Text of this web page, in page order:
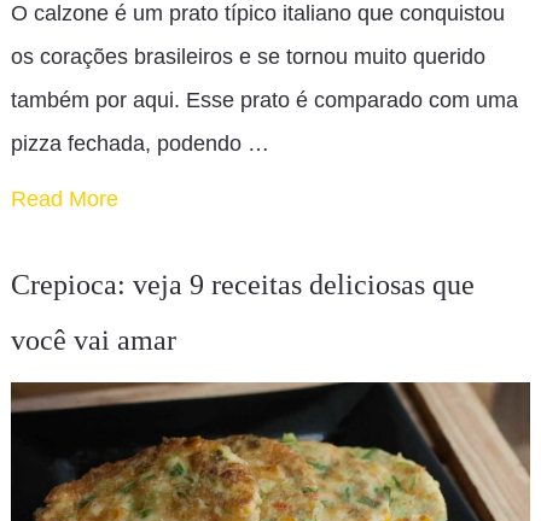
O calzone é um prato típico italiano que conquistou
os corações brasileiros e se tornou muito querido
também por aqui. Esse prato é comparado com uma
pizza fechada, podendo …
Read More
Crepioca: veja 9 receitas deliciosas que
você vai amar